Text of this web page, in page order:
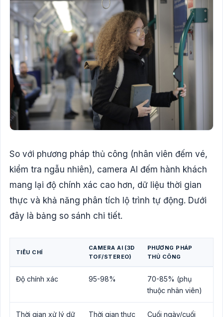
So với phương pháp thủ công (nhân viên đếm vé,
kiểm tra ngẫu nhiên), camera AI đếm hành khách
mang lại độ chính xác cao hơn, dữ liệu thời gian
thực và khả năng phân tích lộ trình tự động. Dưới
đây là bảng so sánh chi tiết.
TIÊU CHÍ
CAMERA AI (3D
TOF/STEREO)
PHƯƠNG PHÁP
THỦ CÔNG
Độ chính xác 95-98%
70-85% (phụ
thuộc nhân viên)
Thời gian xử lý dữ Thời gian thực Cuối ngày/cuối